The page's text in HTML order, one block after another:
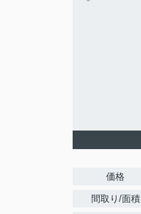
価格
間取り/面積